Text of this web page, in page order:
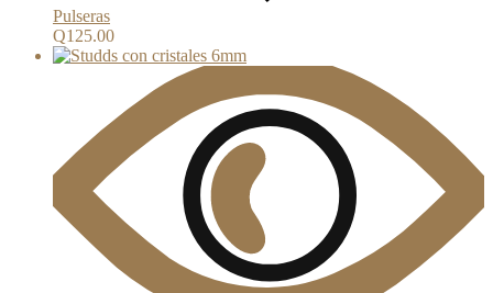
Pulseras
Q125.00